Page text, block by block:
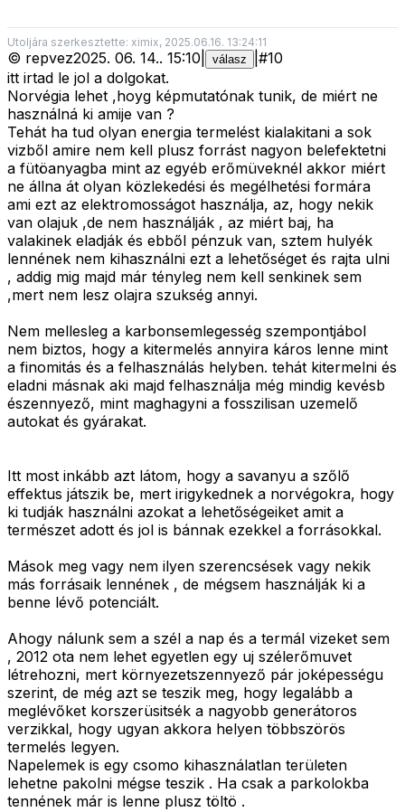
Utoljára szerkesztette: ximix, 2025.06.16. 13:24:11
© repvez2025. 06. 14.. 15:10 válasz #10
itt irtad le jol a dolgokat.
Norvégia lehet ,hoyg képmutatónak tunik, de miért ne
használná ki amije van ?
Tehát ha tud olyan energia termelést kialakitani a sok
vizből amire nem kell plusz forrást nagyon belefektetni
a fütöanyagba mint az egyéb erőmüveknél akkor miért
ne állna át olyan közlekedési és megélhetési formára
ami ezt az elektromosságot használja, az, hogy nekik
van olajuk ,de nem használják , az miért baj, ha
valakinek eladják és ebből pénzuk van, sztem hulyék
lennének nem kihasználni ezt a lehetőséget és rajta ulni
, addig mig majd már tényleg nem kell senkinek sem
,mert nem lesz olajra szukség annyi.
Nem mellesleg a karbonsemlegesség szempontjábol
nem biztos, hogy a kitermelés annyira káros lenne mint
a finomitás és a felhasználás helyben. tehát kitermelni és
eladni másnak aki majd felhasználja még mindig kevésb
észennyező, mint maghagyni a fosszilisan uzemelő
autokat és gyárakat.
Itt most inkább azt látom, hogy a savanyu a szőlő
effektus játszik be, mert irigykednek a norvégokra, hogy
ki tudják használni azokat a lehetőségeiket amit a
természet adott és jol is bánnak ezekkel a forrásokkal.
Mások meg vagy nem ilyen szerencsések vagy nekik
más forrásaik lennének , de mégsem használják ki a
benne lévő potenciált.
Ahogy nálunk sem a szél a nap és a termál vizeket sem
, 2012 ota nem lehet egyetlen egy uj szélerőmuvet
létrehozni, mert környezetszennyező pár joképességu
szerint, de még azt se teszik meg, hogy legalább a
meglévőket korszerüsitsék a nagyobb generátoros
verzikkal, hogy ugyan akkora helyen többszörös
termelés legyen.
Napelemek is egy csomo kihasználatlan területen
lehetne pakolni mégse teszik . Ha csak a parkolokba
tennének már is lenne plusz töltö .